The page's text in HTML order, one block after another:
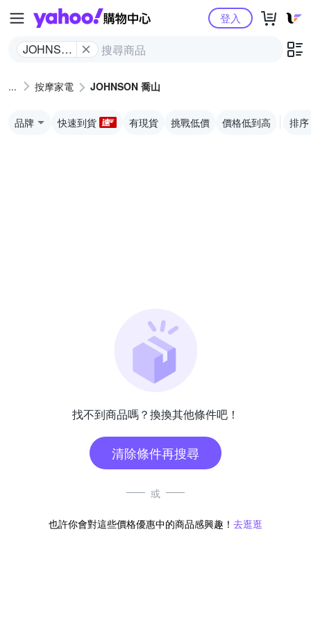
Yahoo購物中心
JOHNSON
登入
按摩家電 JOHNSON 喬山
品牌 快速到貨 有現貨 挑戰低價 價格低到高 排序
找不到商品嗎？換換其他條件吧！
清除條件再搜尋
或
也許你會對這些價格優惠中的商品感興趣！ 去逛逛